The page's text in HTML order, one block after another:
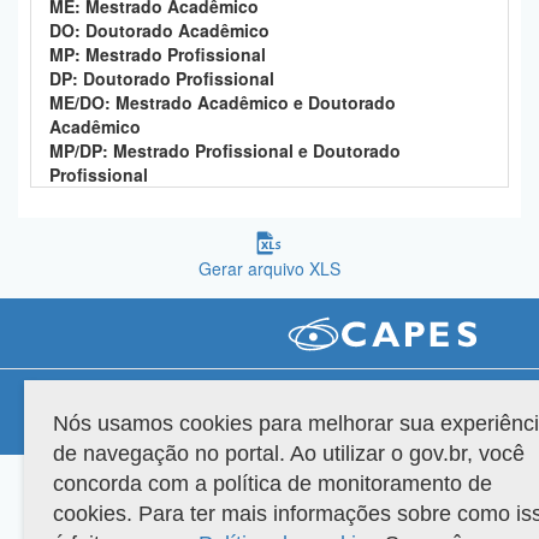
ME: Mestrado Acadêmico
DO: Doutorado Acadêmico
MP: Mestrado Profissional
DP: Doutorado Profissional
ME/DO: Mestrado Acadêmico e Doutorado
Acadêmico
MP/DP: Mestrado Profissional e Doutorado
Profissional
Gerar arquivo XLS
Versão do sistema: 3.88.9 Copyright 2022 Capes. Todos os direitos reservados.
Nós usamos cookies para melhorar sua
de navegação no portal. Ao utilizar o gov.br, você
concorda com a política de monitoramento de
cookies. Para ter mais informações sobre como